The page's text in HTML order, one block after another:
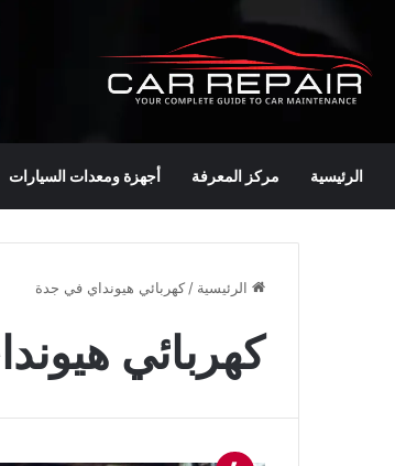
الرئيسية مركز المعرفة أجهزة ومعدات السيارات
الرئيسية / كهربائي هيونداي في جدة
كهربائي